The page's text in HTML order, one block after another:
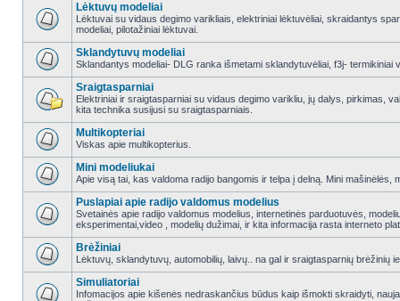
Lėktuvų modeliai
Lėktuvai su vidaus degimo varikliais, elektriniai lėktuvėliai, skraidantys
modeliai, pilotažiniai lėktuvai.
Sklandytuvų modeliai
Sklandantys modeliai- DLG ranka išmetami sklandytuvėliai, f3j-
Sraigtasparniai
Elektriniai ir sraigtasparniai su vidaus degimo varikliu, jų dalys, pirkimas,
kita technika susijusi su sraigtasparniais.
Multikopteriai
Viskas apie multikopterius.
Mini modeliukai
Apie visą tai, kas valdoma radijo bangomis ir telpa į delną. Mini mašinėlės,
Puslapiai apie radijo valdomus modelius
Svetainės apie radijo valdomus modelius, internetinės parduotuvės,
eksperimentai,video , modelių dužimai, ir kita informacija rasta interneto
Brėžiniai
Lėktuvų, sklandytuvų, automobilių, laivų.. na gal ir sraigtasparnių brėžinių
Simuliatoriai
Infomacijos apie kišenės nedraskančius būdus kaip išmokti skraidyti,